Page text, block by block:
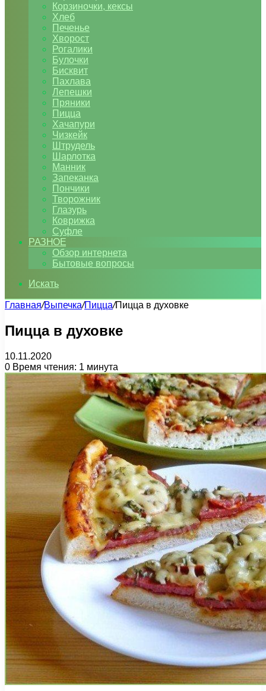
Корзиночки, кексы
Хлеб
Печенье
Хворост
Рогалики
Булочки
Бисквит
Пахлава
Лепешки
Пряники
Пицца
Хачапури
Чизкейк
Штрудель
Шарлотка
Манник
Запеканка
Пончики
Творожник
Глазурь
Коврижка
Суфле
РАЗНОЕ
Обзор интернета
Бытовые вопросы
Искать
Главная/Выпечка/Пицца/Пицца в духовке
Пицца в духовке
10.11.2020
0 Время чтения: 1 минута